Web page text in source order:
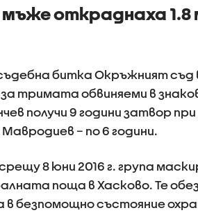
откраднаха 1.8
битка Окръжният съд
тримата обвиняеми в
получи 9 години затвор
– по 6 години.
8 юни 2016 г. група
поща в Хасково. Те
в безпомощно състояние